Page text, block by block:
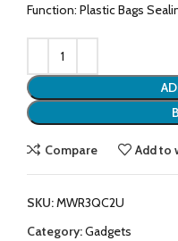
Function: Plastic Bags
Compare Add to
SKU:MWR3QC2U
Category:Gadgets